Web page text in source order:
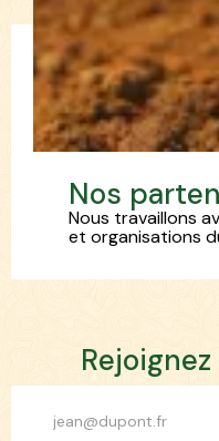
Nos parten
Nous travaillons
et organisations
Rejoignez